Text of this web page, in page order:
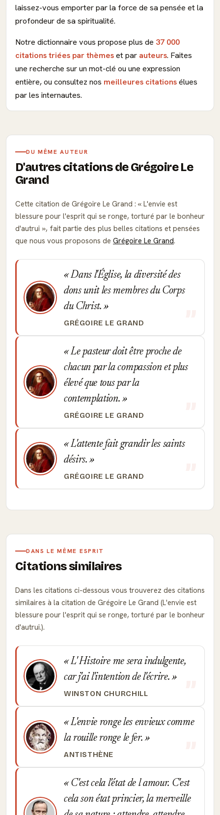
laissez-vous emporter par la force de sa pensée et la
profondeur de sa spiritualité.
Notre dictionnaire vous propose plus de 37 000
citations triées par thèmeset par auteurs. Faites
une recherche sur un mot-clé ou une expression
entière, ou consultez nos meilleures citationsélues
par les internautes.
DU MÊME AUTEUR
D'autres citations de Grégoire Le
Grand
Cette citation de Grégoire Le Grand :
L'envie est
blessure pour l'esprit qui se ronge, torturé par le bonheur
d'autrui
, fait partie des plus belles citations et pensées
que nous vous proposons de Grégoire Le Grand.
Dans l'Église, la diversité des
dons unit les membres du Corps
du Christ.
GRÉGOIRE LE GRAND
Le pasteur doit être proche de
chacun par la compassion et plus
élevé que tous par la
contemplation.
GRÉGOIRE LE GRAND
L'attente fait grandir les saints
désirs.
GRÉGOIRE LE GRAND
DANS LE MÊME ESPRIT
Citations similaires
Dans les citations ci-dessous vous trouverez des citations
similaires à la citation de Grégoire Le Grand (L'envie est
blessure pour l'esprit qui se ronge, torturé par le bonheur
d'autrui.).
L' Histoire me sera indulgente,
car j'ai l'intention de l'écrire.
WINSTON CHURCHILL
L'envie ronge les envieux comme
la rouille ronge le fer.
ANTISTHÈNE
C'est cela l'état de l amour. C'est
cela son état princier, la merveille